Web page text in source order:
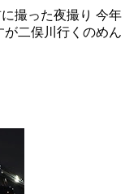
撮った夜撮り 今年
が二俣川行くのめん